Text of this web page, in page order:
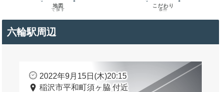
地図
で探す
こだわり
条件
六輪駅周辺
2022年9月15日(木)20:15
稲沢市平和町須ヶ脇 付近